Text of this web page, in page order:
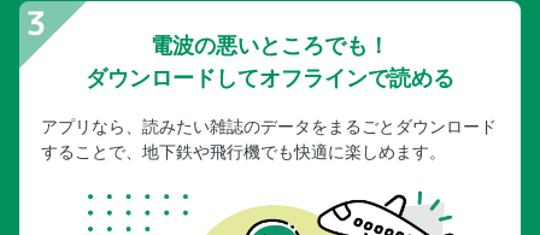
電波の悪いところでも！
ダウンロードしてオフラインで読める
アプリなら、読みたい雑誌のデータをまるごとダウンロード
することで、地下鉄や飛行機でも快適に楽しめます。